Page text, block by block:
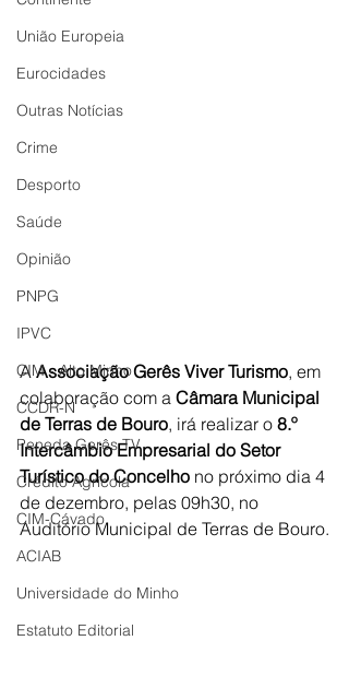
União Europeia
Eurocidades
Outras Notícias
Crime
Desporto
Saúde
Opinião
PNPG
IPVC
CIM - Alto Minho
CCDR-N
Peneda Gerês TV
Crédito Agrícola
CIM-Cávado
ACIAB
Universidade do Minho
Estatuto Editorial
A Associação Gerês Viver Turismo, em
colaboração com a Câmara Municipal
de Terras de Bouro, irá realizar o 8.º
Intercâmbio Empresarial do Setor
Turístico do Concelho no próximo dia 4
de dezembro, pelas 09h30, no
Auditório Municipal de Terras de Bouro.